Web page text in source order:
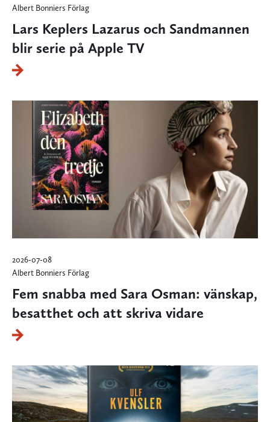
Albert Bonniers Förlag
Lars Keplers Lazarus och Sandmannen
blir serie på Apple TV
2026-07-08
Albert Bonniers Förlag
Fem snabba med Sara Osman: vänskap,
besatthet och att skriva vidare